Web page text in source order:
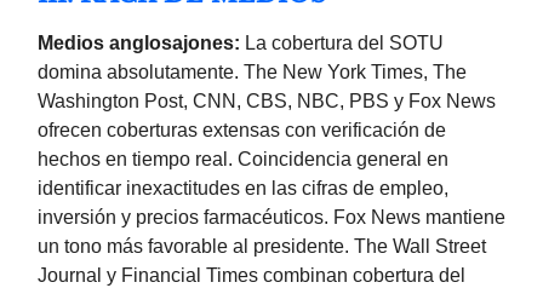
Medios anglosajones: La cobertura del SOTU
domina absolutamente. The New York Times, The
Washington Post, CNN, CBS, NBC, PBS y Fox News
ofrecen coberturas extensas con verificación de
hechos en tiempo real. Coincidencia general en
identificar inexactitudes en las cifras de empleo,
inversión y precios farmacéuticos. Fox News mantiene
un tono más favorable al presidente. The Wall Street
Journal y Financial Times combinan cobertura del